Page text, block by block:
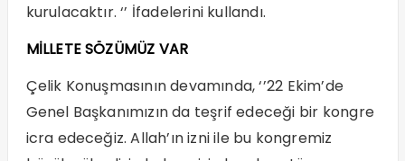
kurulacaktır. ‘’ İfadelerini kullandı.
MİLLETE SÖZÜMÜZ VAR
Çelik Konuşmasının devamında, ‘’22 Ekim’de
Genel Başkanımızın da teşrif edeceği bir kongre
icra edeceğiz. Allah’ın izni ile bu kongremiz